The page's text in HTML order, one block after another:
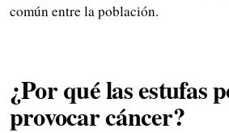
común entre la población.
¿Por qué las estufas
provocar cáncer?